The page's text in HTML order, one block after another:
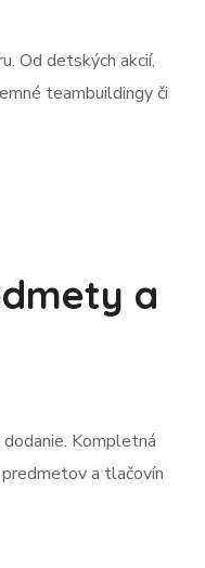
Od detských akcií,
teambuildingy či
a
Kompletná
a tlačovín